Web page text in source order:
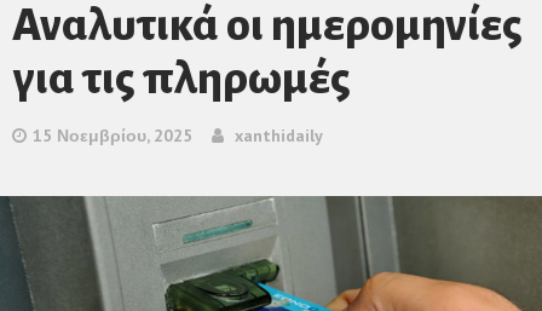
Αναλυτικά οι ημερομηνίες
για τις πληρωμές
15 Νοεμβρίου, 2025 xanthidaily